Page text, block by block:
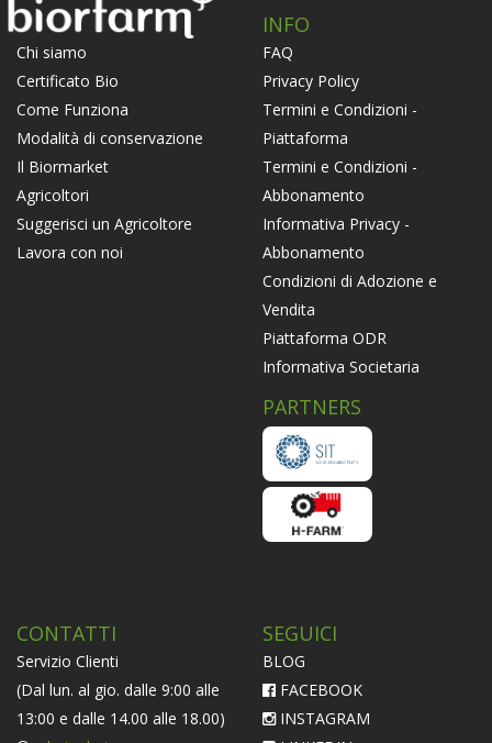
Chi siamo
Certificato Bio
Come Funziona
Modalità di conservazione
Il Biormarket
Agricoltori
Suggerisci un Agricoltore
Lavora con noi
INFO
FAQ
Privacy Policy
Termini e Condizioni -
Piattaforma
Termini e Condizioni -
Abbonamento
Informativa Privacy -
Abbonamento
Condizioni di Adozione e
Vendita
Piattaforma ODR
Informativa Societaria
PARTNERS
CONTATTI
Servizio Clienti
(Dal lun. al gio. dalle 9:00 alle
13:00 e dalle 14.00 alle 18.00)
SEGUICI
BLOG
FACEBOOK
INSTAGRAM